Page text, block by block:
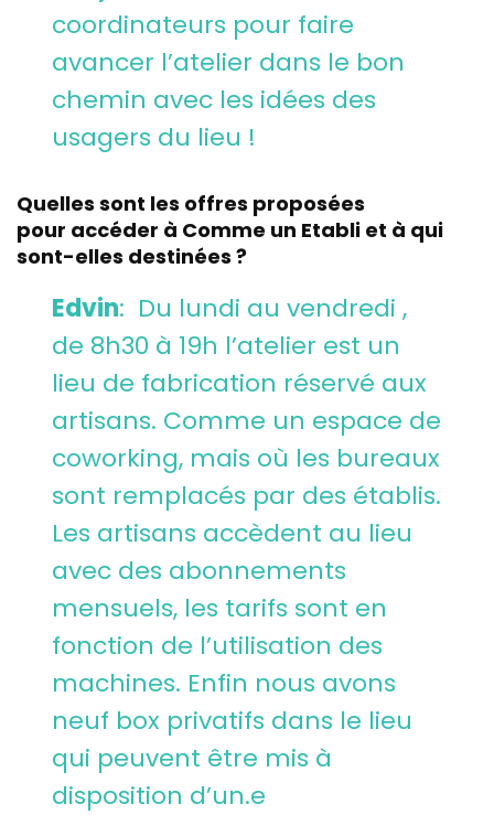
coordinateurs pour faire
avancer l’atelier dans le bon
chemin avec les idées des
usagers du lieu !
Quelles sont les offres proposées
pour accéder à Comme un Etabli et à qui
sont-elles destinées ?
Edvin: Du lundi au vendredi ,
de 8h30 à 19h l’atelier est un
lieu de fabrication réservé aux
artisans. Comme un espace de
coworking, mais où les bureaux
sont remplacés par des établis.
Les artisans accèdent au lieu
avec des abonnements
mensuels, les tarifs sont en
fonction de l’utilisation des
machines. Enfin nous avons
neuf box privatifs dans le lieu
qui peuvent être mis à
disposition d’un.e